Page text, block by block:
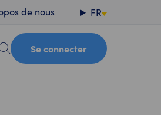
de nous FR
Se connecter